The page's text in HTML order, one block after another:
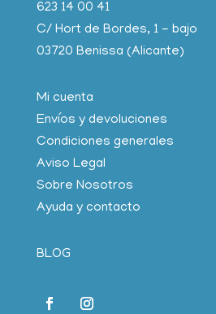
623 14 00 41
C/ Hort de Bordes, 1 - bajo
03720 Benissa (Alicante)
Mi cuenta
Envíos y devoluciones
Condiciones generales
Aviso Legal
Sobre Nosotros
Ayuda y contacto
BLOG